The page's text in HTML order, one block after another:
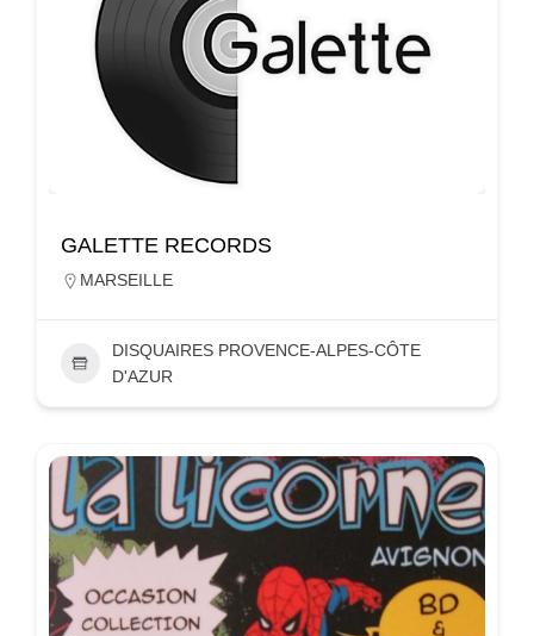
GALETTE RECORDS
MARSEILLE
DISQUAIRES PROVENCE-ALPES-CÔTE
D'AZUR